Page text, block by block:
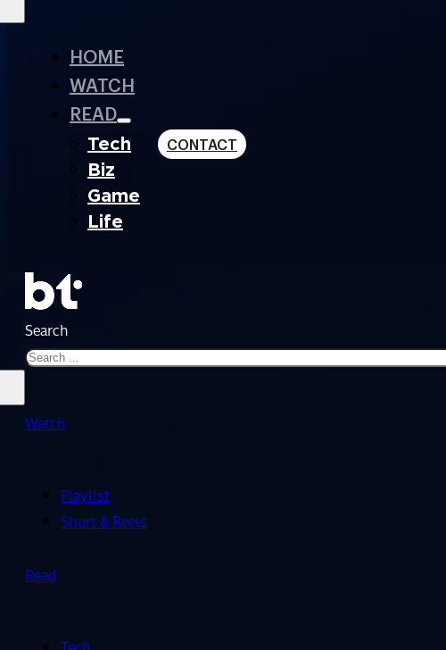
HOME
WATCH
READ
Tech
Biz
Game
Life
CONTACT
Search
Watch
Playlist
Short & Reels
Read